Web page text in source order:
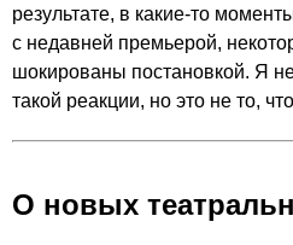
результате, в какие-то
с недавней премьерой,
шокированы постановкой. Я
такой реакции, но это не то,
О новых